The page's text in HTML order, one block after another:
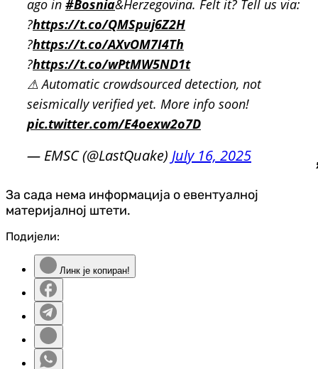
ago in #Bosnia&Herzegovina. Felt it? Tell us via:
?https://t.co/QMSpuj6Z2H
?https://t.co/AXvOM7I4Th
?https://t.co/wPtMW5ND1t
⚠ Automatic crowdsourced detection, not
seismically verified yet. More info soon!
pic.twitter.com/E4oexw2o7D
— EMSC (@LastQuake) July 16, 2025
За сада нема информација о евентуалној
материјалној штети.
Подијели:
Линк је копиран!